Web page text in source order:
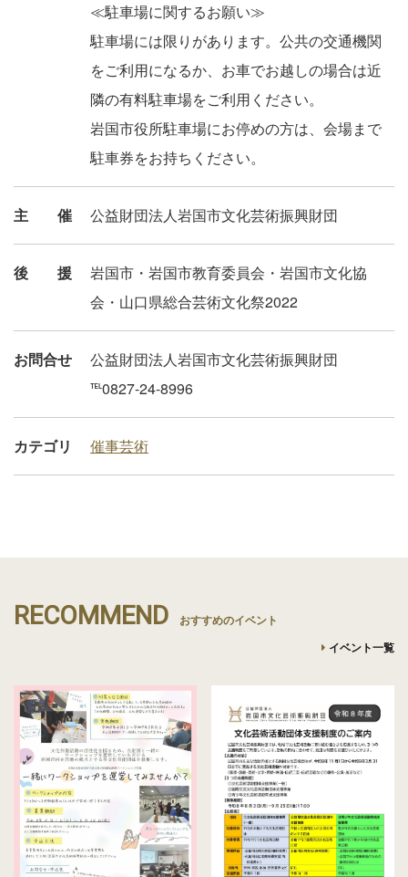
≪駐車場に関するお願い≫
駐車場には限りがあります。公共の交通機関
をご利用になるか、お車でお越しの場合は近
隣の有料駐車場をご利用ください。
岩国市役所駐車場にお停めの方は、会場まで
駐車券をお持ちください。
主催 公益財団法人岩国市文化芸術振興財団
後援
岩国市・岩国市教育委員会・岩国市文化協
会・山口県総合芸術文化祭2022
お問合せ
公益財団法人岩国市文化芸術振興財団
℡0827-24-8996
カテゴリ 催事芸術
RECOMMEND
おすすめのイベント
イベント一覧